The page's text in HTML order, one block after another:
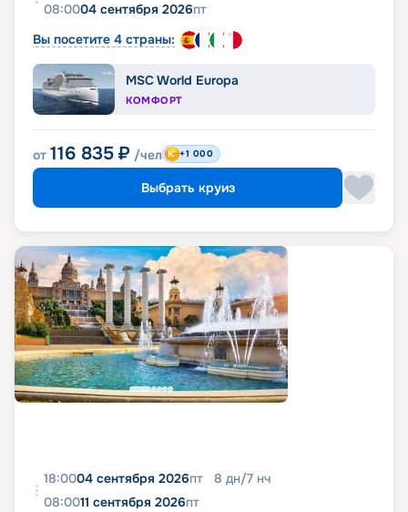
08:0004 сентября 2026пт
Вы посетите 4 страны:
MSC World Europa
КОМФОРТ
от 116 835 ₽ /чел +1 000
Выбрать круиз
18:0004 сентября 2026пт 8 дн/7 нч
08:0011 сентября 2026пт